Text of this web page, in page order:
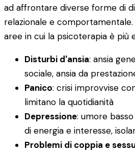
ad affrontare diverse forme di
relazionale e
aree in cui la psicoterapia è più
Disturbi d'ansia: ansia
sociale, ansia da
Panico: crisi improvvise
limitano la quotidianità
Depressione: umore
di energia e interesse,
Problemi di coppia e